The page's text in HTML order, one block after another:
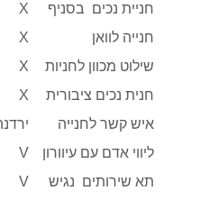
חניית נכים בסניף
X
חנייה לוואן
X
שילוט מכוון לחניות
X
חנית נכים ציבורית
X
איש קשר לחנייה
ירדנה
ליווי אדם עם עיוורון
V
תא שירותים נגיש
V